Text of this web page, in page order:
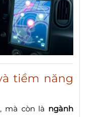
tiềm năng
mà còn là ngành